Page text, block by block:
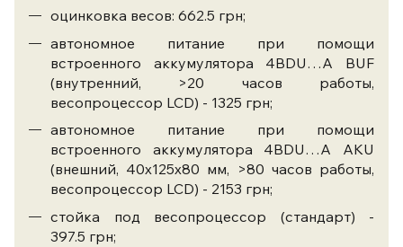
оцинковка весов: 662.5 грн;
автономное питание при помощи
встроенного аккумулятора 4BDU…A BUF
(внутренний, >20 часов работы,
весопроцессор LCD) - 1325 грн;
автономное питание при помощи
встроенного аккумулятора 4BDU…A AKU
(внешний, 40х125х80 мм, >80 часов работы,
весопроцессор LCD) - 2153 грн;
стойка под весопроцессор (стандарт) -
397.5 грн;